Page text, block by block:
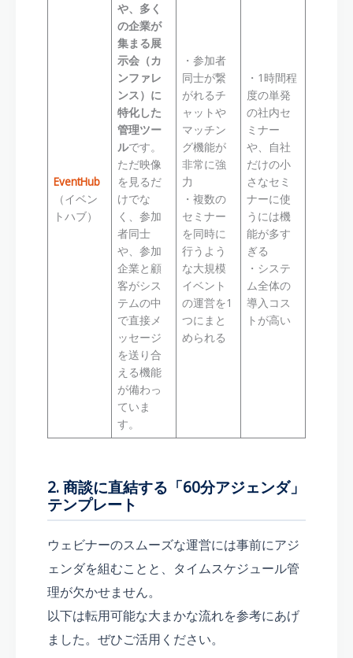
EventHub
（イベン
トハブ）
や、多く
の企業が
集まる展
示会（カ
ンファレ
ンス）に
特化した
管理ツー
ルです。
ただ映像
を見るだ
けでな
く、参加
者同士
や、参加
企業と顧
客がシス
テムの中
で直接メ
ッセージ
を送り合
える機能
が備わっ
ていま
す。
・参加者
同士が繋
がれるチ
ャットや
マッチン
グ機能が
非常に強
力
・複数の
セミナー
を同時に
行うよう
な大規模
イベント
の運営を1
つにまと
められる
・1時間程
度の単発
の社内セ
ミナー
や、自社
だけの小
さなセミ
ナーに使
うには機
能が多す
ぎる
・システ
ム全体の
導入コス
トが高い
2. 商談に直結する「60分アジェンダ」
テンプレート
ウェビナーのスムーズな運営には事前にアジ
ェンダを組むことと、タイムスケジュール管
理が欠かせません。
以下は転用可能な大まかな流れを参考にあげ
ました。ぜひご活用ください。